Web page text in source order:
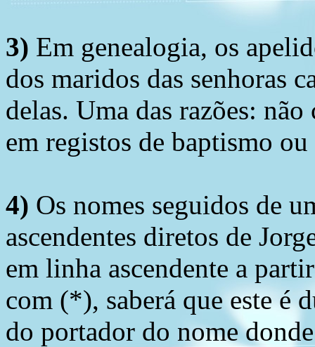
3) Em genealogia, os
dos maridos das senhoras
delas. Uma das razões:
em registos de baptismo
4) Os nomes seguidos de
ascendentes diretos de
em linha ascendente a
com (*), saberá que este é
do portador do nome